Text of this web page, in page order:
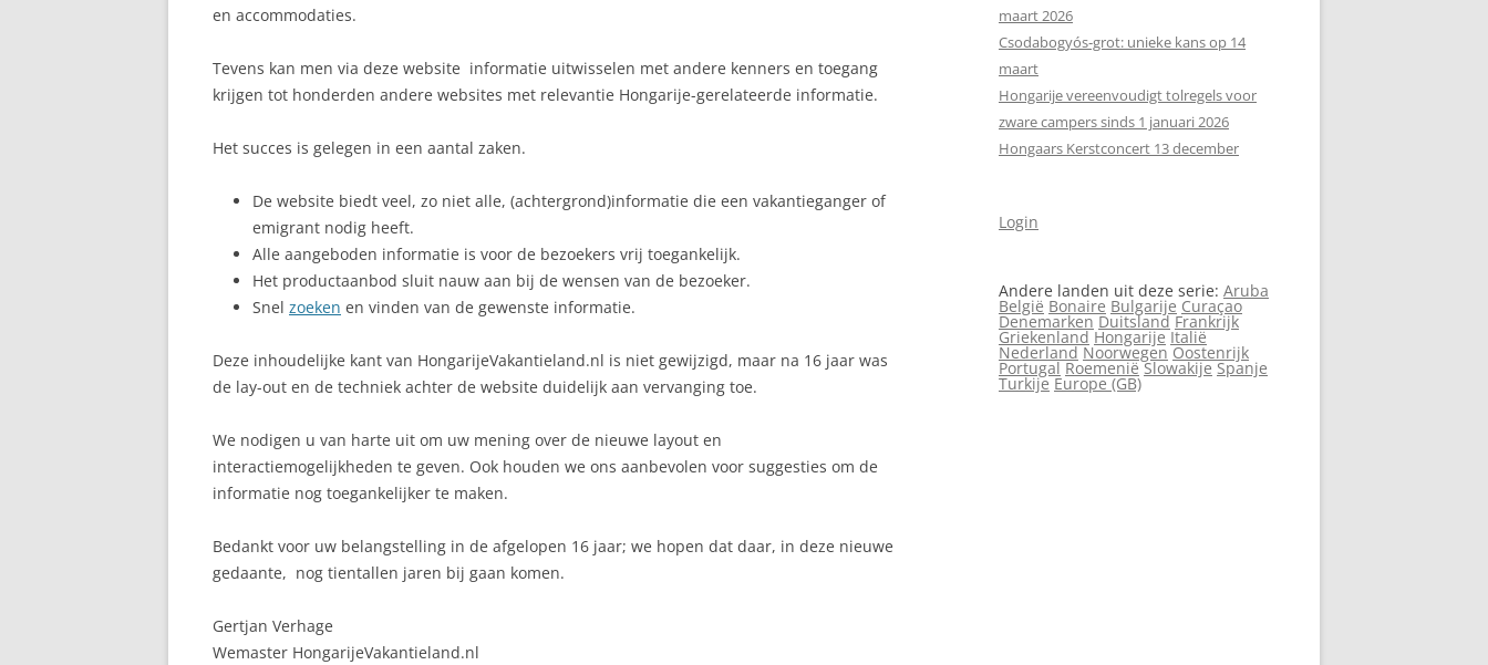
en accommodaties.
Tevens kan men via deze website informatie uitwisselen met andere kenners en toegang
krijgen tot honderden andere websites met relevantie Hongarije-gerelateerde informatie.
Het succes is gelegen in een aantal zaken.
De website biedt veel, zo niet alle, (achtergrond)informatie die een vakantieganger of
emigrant nodig heeft.
Alle aangeboden informatie is voor de bezoekers vrij toegankelijk.
Het productaanbod sluit nauw aan bij de wensen van de bezoeker.
Snel zoeken en vinden van de gewenste informatie.
Deze inhoudelijke kant van HongarijeVakantieland.nl is niet gewijzigd, maar na 16 jaar was
de lay-out en de techniek achter de website duidelijk aan vervanging toe.
We nodigen u van harte uit om uw mening over de nieuwe layout en
interactiemogelijkheden te geven. Ook houden we ons aanbevolen voor suggesties om de
informatie nog toegankelijker te maken.
Bedankt voor uw belangstelling in de afgelopen 16 jaar; we hopen dat daar, in deze nieuwe
gedaante, nog tientallen jaren bij gaan komen.
Gertjan Verhage
Wemaster HongarijeVakantieland.nl
maart 2026
Csodabogyós‑grot: unieke kans op 14
maart
Hongarije vereenvoudigt tolregels voor
zware campers sinds 1 januari 2026
Hongaars Kerstconcert 13 december
Login
Andere landen uit deze serie: Aruba
België Bonaire Bulgarije Curaçao
Denemarken Duitsland Frankrijk
Griekenland Hongarije Italië
Nederland Noorwegen Oostenrijk
Portugal Roemenië Slowakije Spanje
Turkije Europe (GB)